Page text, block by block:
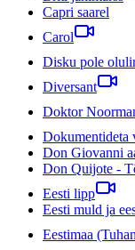
Capri saarel
Carol
Disku pole
Diversant
Doktor
Dokumentideta
Don Giovanni
Don Quijote -
Eesti lipp
Eesti muld ja
Eestimaa